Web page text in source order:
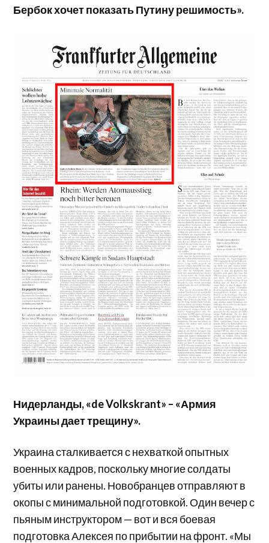
Бербок хочет показать Путину решимость».
Нидерланды, «de Volkskrant» – «Армия
Украины дает трещину».
Украина сталкивается с нехваткой опытных
военных кадров, поскольку многие солдаты
убиты или ранены. Новобранцев отправляют в
окопы с минимальной подготовкой. Один вечер с
пьяным инструктором — вот и вся боевая
подготовка Алексея по прибытии на фронт. «Мы